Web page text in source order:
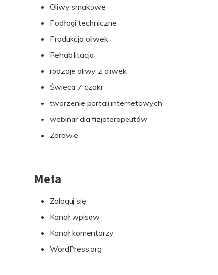
Oliwy smakowe
Podłogi techniczne
Produkcja oliwek
Rehabilitacja
rodzaje oliwy z oliwek
Świeca 7 czakr
tworzenie portali internetowych
webinar dla fizjoterapeutów
Zdrowie
Meta
Zaloguj się
Kanał wpisów
Kanał komentarzy
WordPress.org